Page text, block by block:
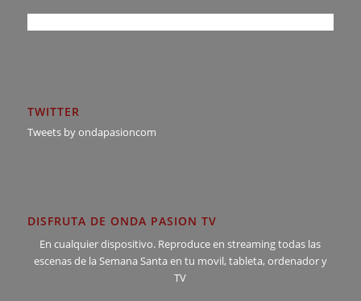
TWITTER
Tweets by ondapasioncom
DISFRUTA DE ONDA PASION TV
En cualquier dispositivo. Reproduce en streaming todas las
escenas de la Semana Santa en tu movil, tableta, ordenador y
TV